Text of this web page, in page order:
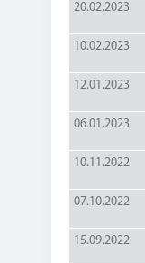
20.02.2023
10.02.2023
12.01.2023
06.01.2023
10.11.2022
07.10.2022
15.09.2022